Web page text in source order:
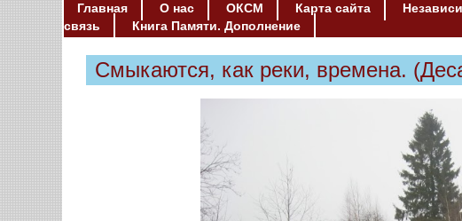
Главная О нас ОКСМ Карта сайта
связь
Книга Памяти. Дополнение
Смыкаются, как реки, времена.